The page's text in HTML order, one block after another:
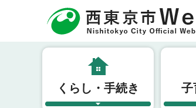
くらし・手続き 子